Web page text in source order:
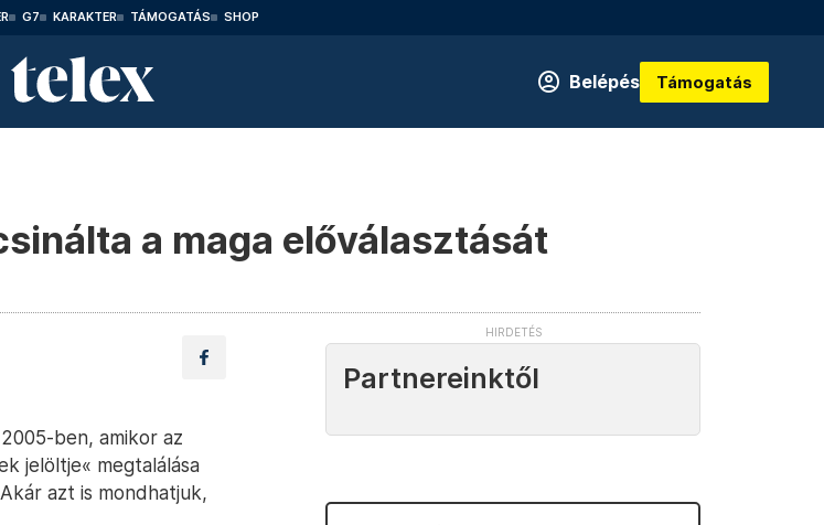
G7 KARAKTER TÁMOGATÁS SHOP
Belépés Támogatás
a maga előválasztását
ben, amikor az
jelöltje«️ megtalálása
azt is mondhatjuk,
Partnereinktől